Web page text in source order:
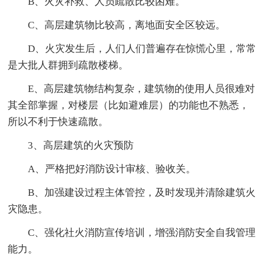
C、高层建筑物比较高，离地面安全区较远。
D、火灾发生后，人们人们普遍存在惊慌心里，常常
是大批人群拥到疏散楼梯。
E、高层建筑物结构复杂，建筑物的使用人员很难对
其全部掌握，对楼层（比如避难层）的功能也不熟悉，
所以不利于快速疏散。
3、高层建筑的火灾预防
A、严格把好消防设计审核、验收关。
B、加强建设过程主体管控，及时发现并清除建筑火
灾隐患。
C、强化社火消防宣传培训，增强消防安全自我管理
能力。